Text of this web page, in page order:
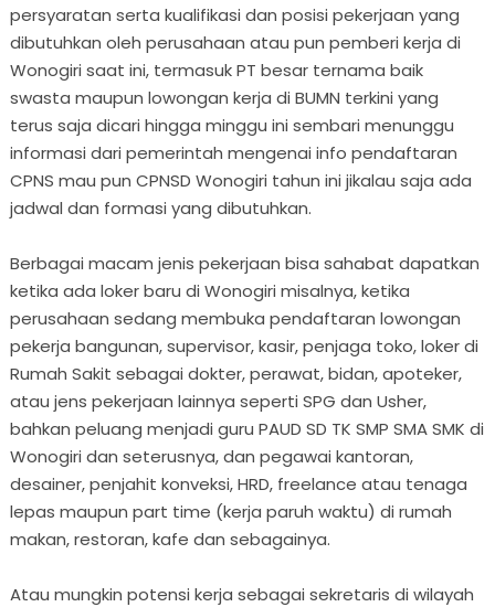
persyaratan serta kualifikasi dan posisi pekerjaan yang
dibutuhkan oleh perusahaan atau pun pemberi kerja di
Wonogiri saat ini, termasuk PT besar ternama baik
swasta maupun lowongan kerja di BUMN terkini yang
terus saja dicari hingga minggu ini sembari menunggu
informasi dari pemerintah mengenai info pendaftaran
CPNS mau pun CPNSD Wonogiri tahun ini jikalau saja ada
jadwal dan formasi yang dibutuhkan.
Berbagai macam jenis pekerjaan bisa sahabat dapatkan
ketika ada loker baru di Wonogiri misalnya, ketika
perusahaan sedang membuka pendaftaran lowongan
pekerja bangunan, supervisor, kasir, penjaga toko, loker di
Rumah Sakit sebagai dokter, perawat, bidan, apoteker,
atau jens pekerjaan lainnya seperti SPG dan Usher,
bahkan peluang menjadi guru PAUD SD TK SMP SMA SMK di
Wonogiri dan seterusnya, dan pegawai kantoran,
desainer, penjahit konveksi, HRD, freelance atau tenaga
lepas maupun part time (kerja paruh waktu) di rumah
makan, restoran, kafe dan sebagainya.
Atau mungkin potensi kerja sebagai sekretaris di wilayah